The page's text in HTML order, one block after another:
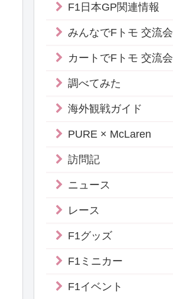
F1日本GP関連情報
みんなでFトモ 交流会
カートでFトモ 交流会
調べてみた
海外観戦ガイド
PURE × McLaren
訪問記
ニュース
レース
F1グッズ
F1ミニカー
F1イベント